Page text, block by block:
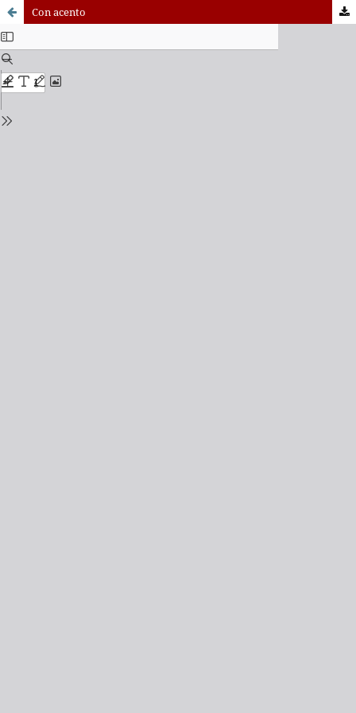
Con acento